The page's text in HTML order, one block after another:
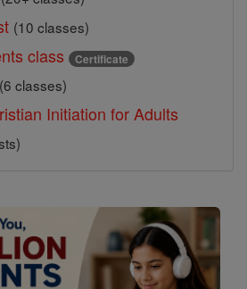
(10 classes)
class Certificate
(6 classes)
Initiation for Adults